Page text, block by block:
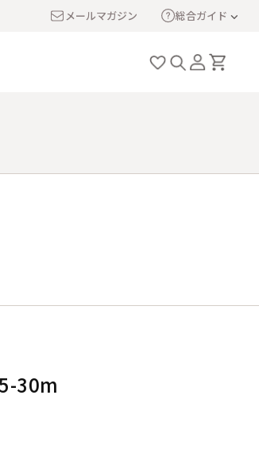
メールマガジン 総合ガイド
30m